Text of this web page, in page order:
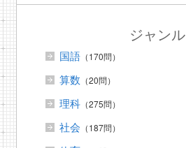
ジャンル
国語（170問）
算数 （20問）
理科（275問）
社会 （187問）